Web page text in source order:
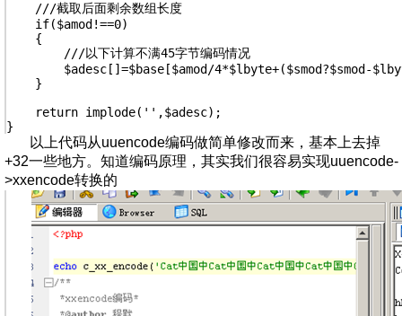
    ///截取后面剩余数组长度
    if($amod!==0)
    {
        ///以下计算不满45字节编码情况
$adesc[]=$base[$amod/4*$lbyte+($smod?$smod-
    }
    return implode('',$adesc);
}
以上代码从uuencode编码做简单修改而来，基本上去掉
+32一些地方。知道编码原理，其实我们很容易实现uuencode-
>xxencode转换的